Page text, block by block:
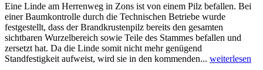
Eine Linde am Herrenweg in Zons ist von einem Pilz befallen. Bei
einer Baumkontrolle durch die Technischen Betriebe wurde
festgestellt, dass der Brandkrustenpilz bereits den gesamten
sichtbaren Wurzelbereich sowie Teile des Stammes befallen und
zersetzt hat. Da die Linde somit nicht mehr genügend
Standfestigkeit aufweist, wird sie in den kommenden... weiterlesen